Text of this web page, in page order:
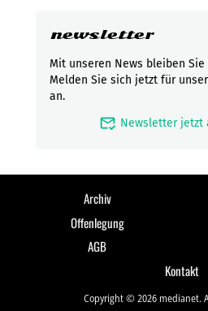
newsletter
Mit unseren News bleiben
Melden Sie sich jetzt für
an.
mark_email_read Newsletter jetzt
Archiv
Offenlegung
AGB
Kontakt
Copyright © 2026 medianet.